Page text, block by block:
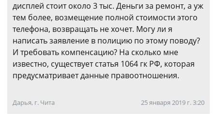
дисплей стоит около 3 тыс. Деньги за ремонт, а уж
тем более, возмещение полной стоимости этого
телефона, возвращать не хочет. Могу ли я
написать заявление в полицию по этому поводу?
И требовать компенсацию? На сколько мне
известно, существует статья 1064 гк РФ, которая
предусматривает данные правоотношения.
Дарья, г. Чита 25 января 2019 г. 3:20